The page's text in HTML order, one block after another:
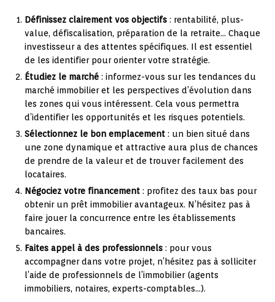
Définissez clairement vos objectifs : rentabilité, plus-
value, défiscalisation, préparation de la retraite… Chaque
investisseur a des attentes spécifiques. Il est essentiel
de les identifier pour orienter votre stratégie.
Étudiez le marché : informez-vous sur les tendances du
marché immobilier et les perspectives d’évolution dans
les zones qui vous intéressent. Cela vous permettra
d’identifier les opportunités et les risques potentiels.
Sélectionnez le bon emplacement : un bien situé dans
une zone dynamique et attractive aura plus de chances
de prendre de la valeur et de trouver facilement des
locataires.
Négociez votre financement : profitez des taux bas pour
obtenir un prêt immobilier avantageux. N’hésitez pas à
faire jouer la concurrence entre les établissements
bancaires.
Faites appel à des professionnels : pour vous
accompagner dans votre projet, n’hésitez pas à solliciter
l’aide de professionnels de l’immobilier (agents
immobiliers, notaires, experts-comptables…).